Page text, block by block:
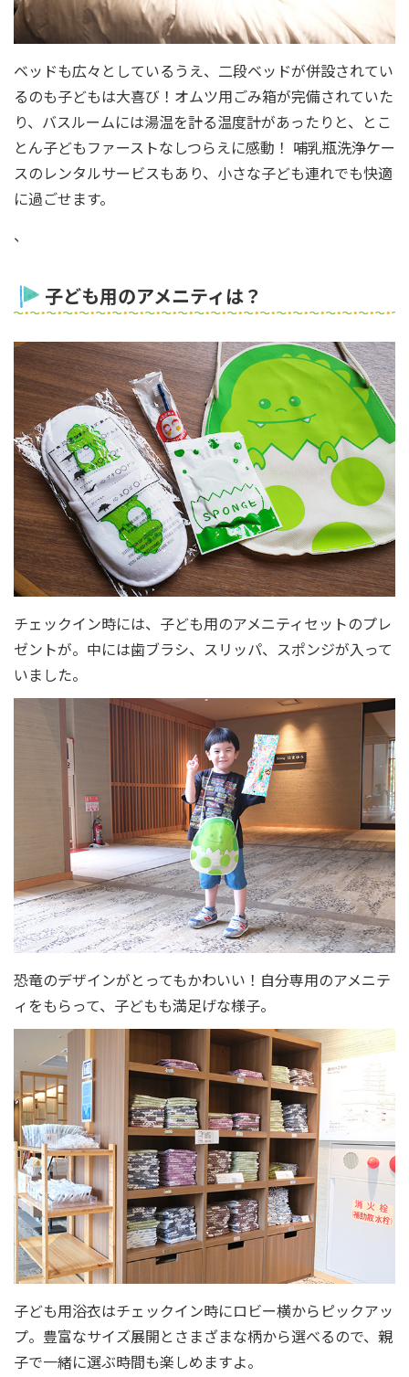
ベッドも広々としているうえ、二段ベッドが併設されてい
るのも子どもは大喜び！オムツ用ごみ箱が完備されていた
り、バスルームには湯温を計る温度計があったりと、とこ
とん子どもファーストなしつらえに感動！ 哺乳瓶洗浄ケー
スのレンタルサービスもあり、小さな子ども連れでも快適
に過ごせます。
、
子ども用のアメニティは？
チェックイン時には、子ども用のアメニティセットのプレ
ゼントが。中には歯ブラシ、スリッパ、スポンジが入って
いました。
恐竜のデザインがとってもかわいい！自分専用のアメニテ
ィをもらって、子どもも満足げな様子。
子ども用浴衣はチェックイン時にロビー横からピックアッ
プ。豊富なサイズ展開とさまざまな柄から選べるので、親
子で一緒に選ぶ時間も楽しめますよ。